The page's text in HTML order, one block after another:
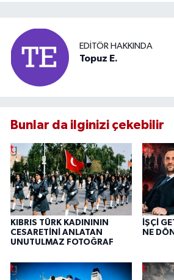
EDITÖR HAKKINDA
Topuz E.
Bunlar da ilginizi çekebilir
KIBRIS TÜRK KADINININ
CESARETİNİ ANLATAN
UNUTULMAZ FOTOĞRAF
İŞÇİ
NE